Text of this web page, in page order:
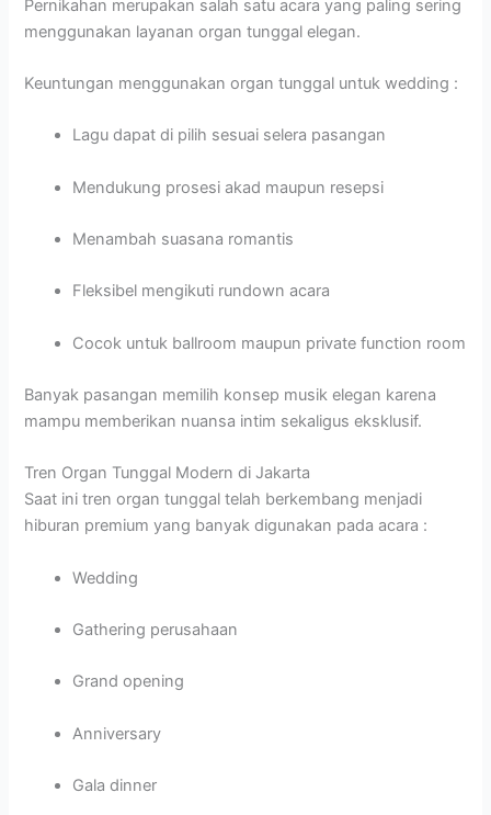
Pernikahan merupakan salah satu acara yang paling sering
menggunakan layanan organ tunggal elegan.
Keuntungan menggunakan organ tunggal untuk wedding :
Lagu dapat di pilih sesuai selera pasangan
Mendukung prosesi akad maupun resepsi
Menambah suasana romantis
Fleksibel mengikuti rundown acara
Cocok untuk ballroom maupun private function room
Banyak pasangan memilih konsep musik elegan karena
mampu memberikan nuansa intim sekaligus eksklusif.
Tren Organ Tunggal Modern di Jakarta
Saat ini tren organ tunggal telah berkembang menjadi
hiburan premium yang banyak digunakan pada acara :
Wedding
Gathering perusahaan
Grand opening
Anniversary
Gala dinner